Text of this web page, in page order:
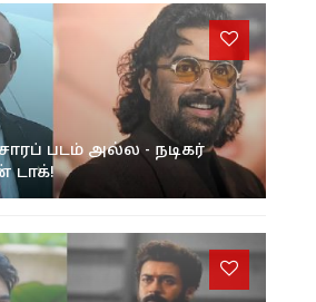
படம் அல்ல - நடிகர்
டாக்!